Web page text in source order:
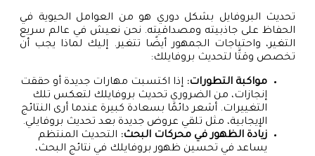
تحديث البروفايل بشكل دوري هو من العوامل الحيوية في
الحفاظ على جاذبيته ومصداقيته. نحن نعيش في عالم سريع
التغير، واحتياجات الجمهور أيضًا تتغير. إليك لماذا يجب أن
تخصص وقتًا لتحديث بروفايلك:
مواكبة التطورات: إذا اكتسبت مهارات جديدة أو حققت
إنجازات، من الضروري تحديث بروفايلك لتعكس تلك
التغييرات. أشعر دائمًا بسعادة كبيرة عندما أرى النتائج
الإيجابية، مثل تلقي عروض جديدة بعد تحديث بروفايلي.
زيادة الظهور في محركات البحث: التحديث المنتظم
يساعد في تحسين ظهور بروفايلك في نتائج البحث،